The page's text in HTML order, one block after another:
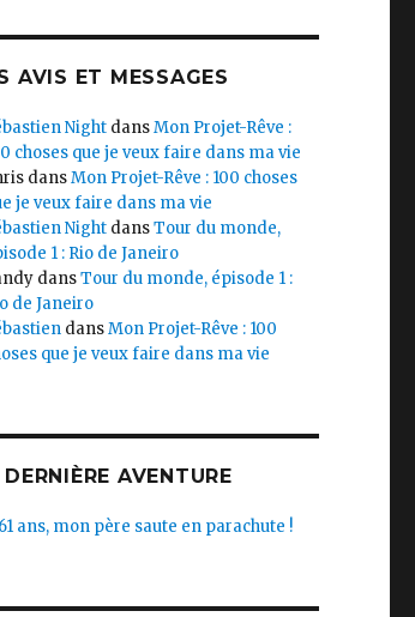
AVIS ET MESSAGES
Night dansMon Projet-Rêve :
choses que je veux faire dans ma vie
dansMon Projet-Rêve : 100 choses
je veux faire dans ma vie
Night dansTour du monde,
1 : Rio de Janeiro
dansTour du monde, épisode 1 :
de Janeiro
dansMon Projet-Rêve : 100
que je veux faire dans ma vie
AVENTURE
ans, mon père saute en parachute !